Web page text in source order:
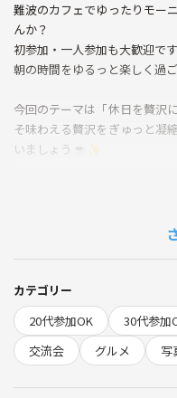
難波のカフェでゆったりモー
んか？
初参加・一人参加も大歓迎で
朝の時間をゆるっと楽しく過
今回のテーマは「休日を贅沢
そ味わえる贅沢をぎゅっと凝
いましょう☕️✨️
2. 朝活仲間と情報交換でき、
◆当日の流れ
① 10:00 集合
② 10:10 カフェ移動
③ 10:15 自己紹介タイム
⑦ 11:30 現地解散
カテゴリー
20代参加OK
30代参加
交流会
グルメ 写